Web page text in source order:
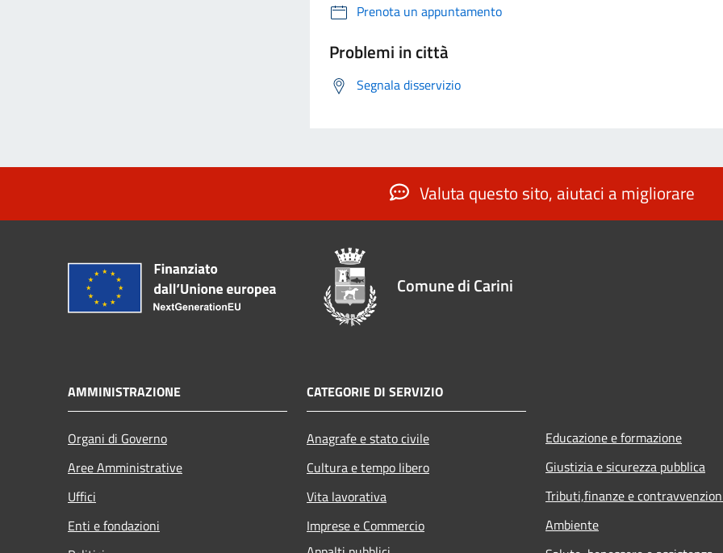
Prenota un appuntamento
Problemi in città
Segnala disservizio
Valuta questo sito, aiutaci a migliorare
Comune di Carini
AMMINISTRAZIONE
Organi di Governo
Aree Amministrative
Uffici
Enti e fondazioni
CATEGORIE DI SERVIZIO
Anagrafe e stato civile
Cultura e tempo libero
Vita lavorativa
Imprese e Commercio
Educazione e formazione
Giustizia e sicurezza pubblica
Tributi,finanze e
Ambiente